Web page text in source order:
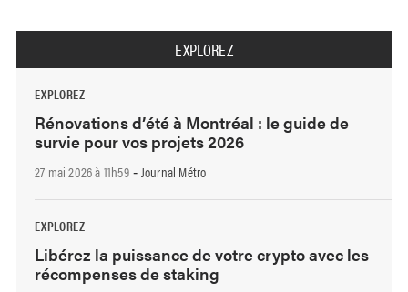
EXPLOREZ
EXPLOREZ
Rénovations d’été à Montréal : le guide de
survie pour vos projets 2026
27 mai 2026 à 11h59- Journal Métro
EXPLOREZ
Libérez la puissance de votre crypto avec les
récompenses de staking